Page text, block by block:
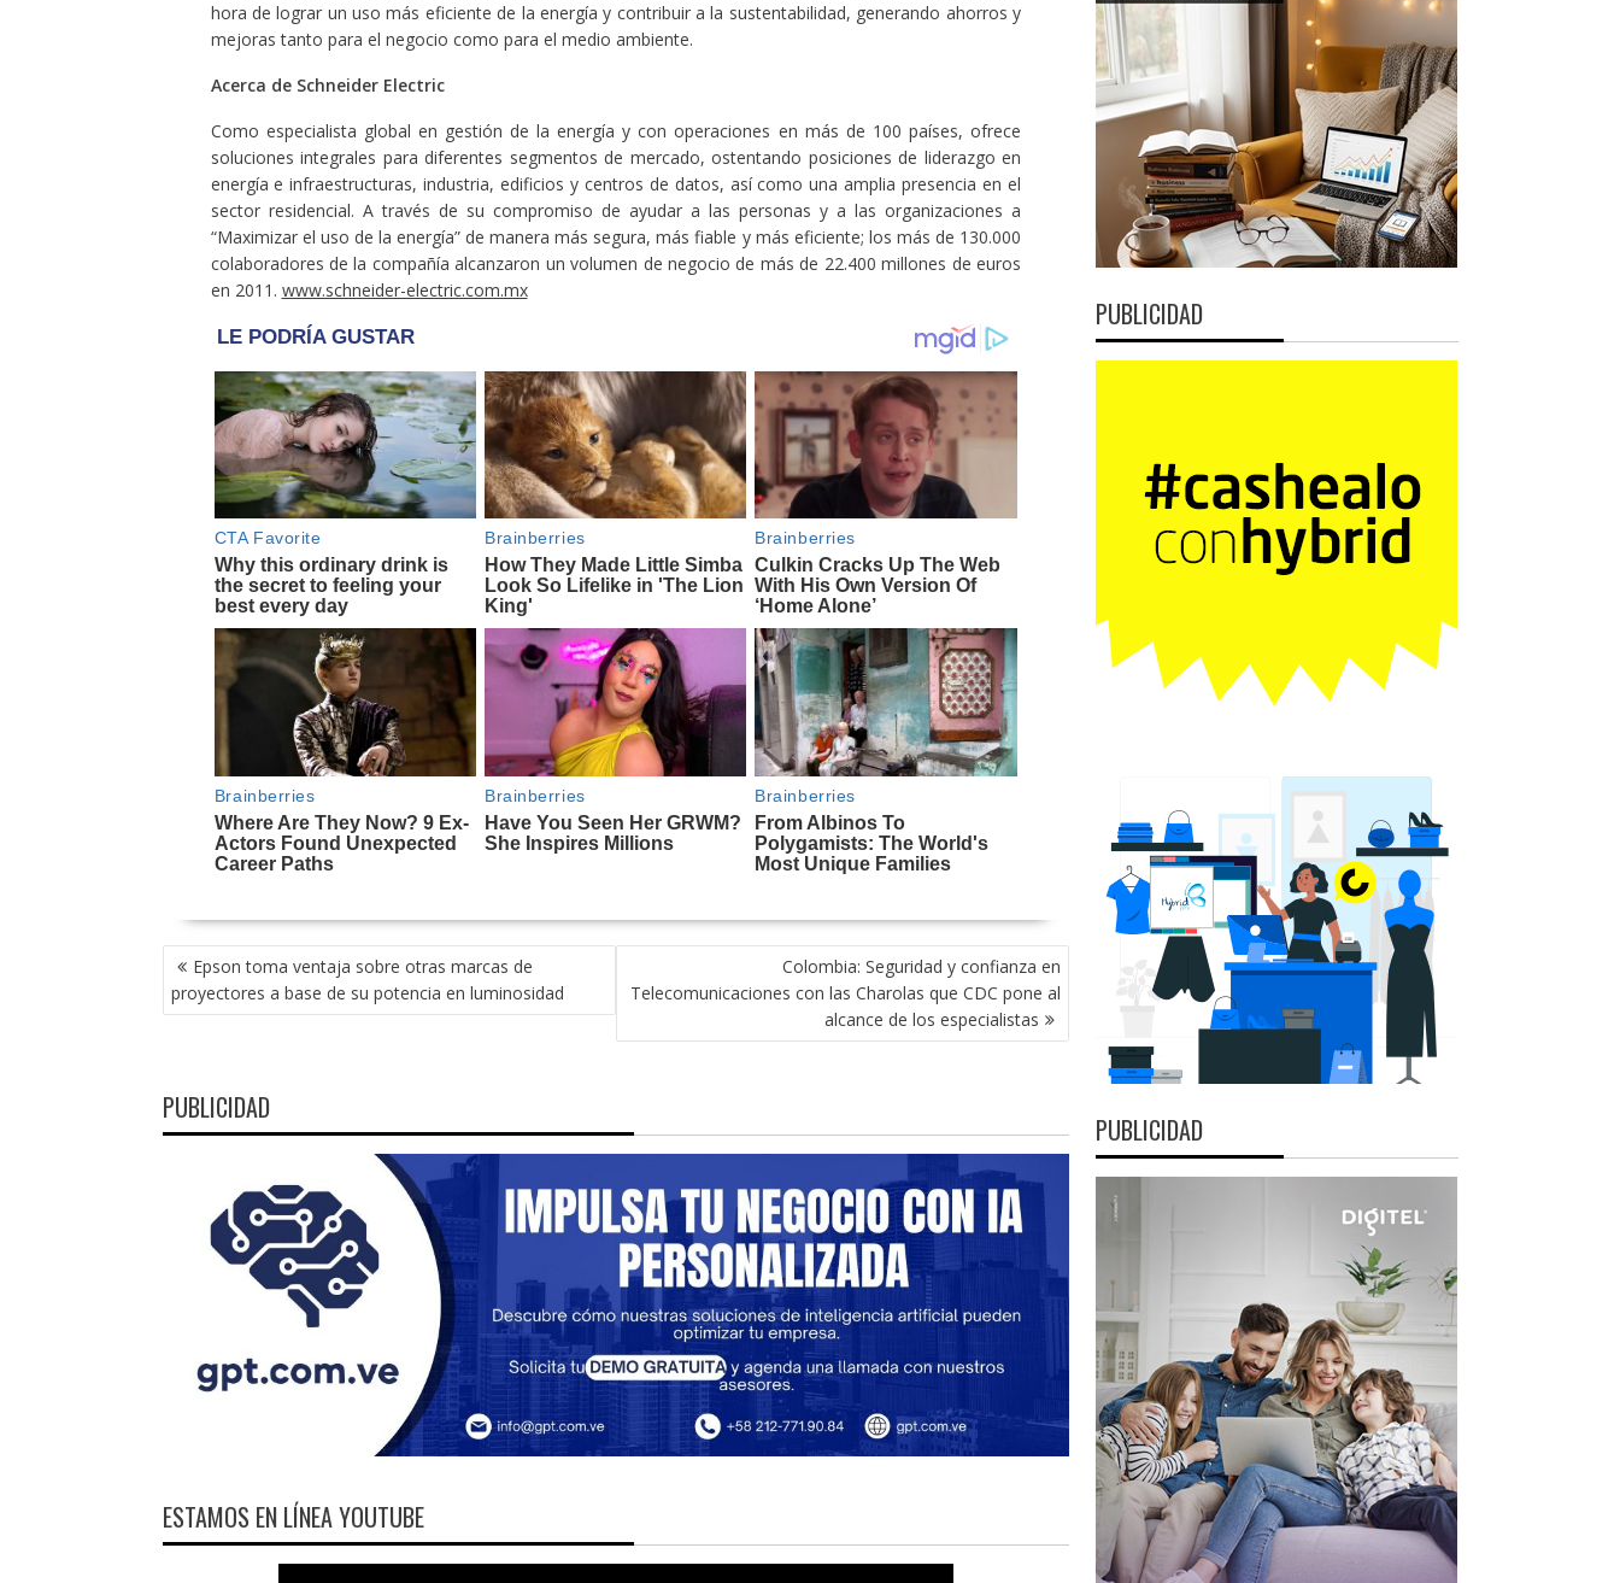
hora de lograr un uso más eficiente de la energía y contribuir a la sustentabilidad, generando ahorros y
mejoras tanto para el negocio como para el medio ambiente.
Acerca de Schneider Electric
Como especialista global en gestión de la energía y con operaciones en más de 100 países, ofrece
soluciones integrales para diferentes segmentos de mercado, ostentando posiciones de liderazgo en
energía e infraestructuras, industria, edificios y centros de datos, así como una amplia presencia en el
sector residencial. A través de su compromiso de ayudar a las personas y a las organizaciones a
“Maximizar el uso de la energía” de manera más segura, más fiable y más eficiente; los más de 130.000
colaboradores de la compañía alcanzaron un volumen de negocio de más de 22.400 millones de euros
en 2011. www.schneider-electric.com.mx
NAVEGACIÓN
DE
ENTRADAS
Epson toma ventaja sobre otras marcas de
proyectores a base de su potencia en luminosidad
Colombia: Seguridad y confianza en
Telecomunicaciones con las Charolas que CDC pone al
alcance de los especialistas
PUBLICIDAD
ESTAMOS EN LÍNEA YOUTUBE
PUBLICIDAD
PUBLICIDAD